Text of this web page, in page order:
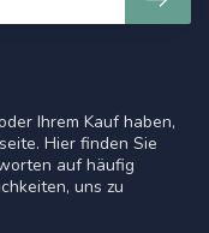
Ihrem Kauf haben,
Hier finden Sie
auf häufig
uns zu